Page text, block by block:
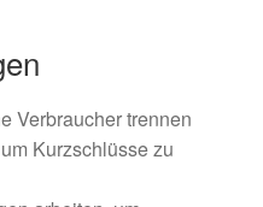
Verbraucher trennen
Kurzschlüsse zu